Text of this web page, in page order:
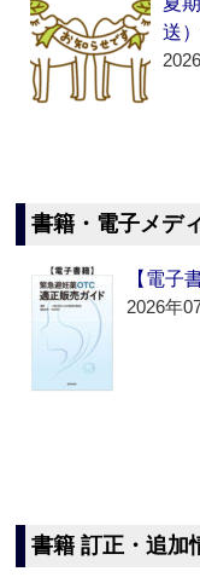
送
書籍・電子メデ
【電子
2026年
書籍 訂正・追加